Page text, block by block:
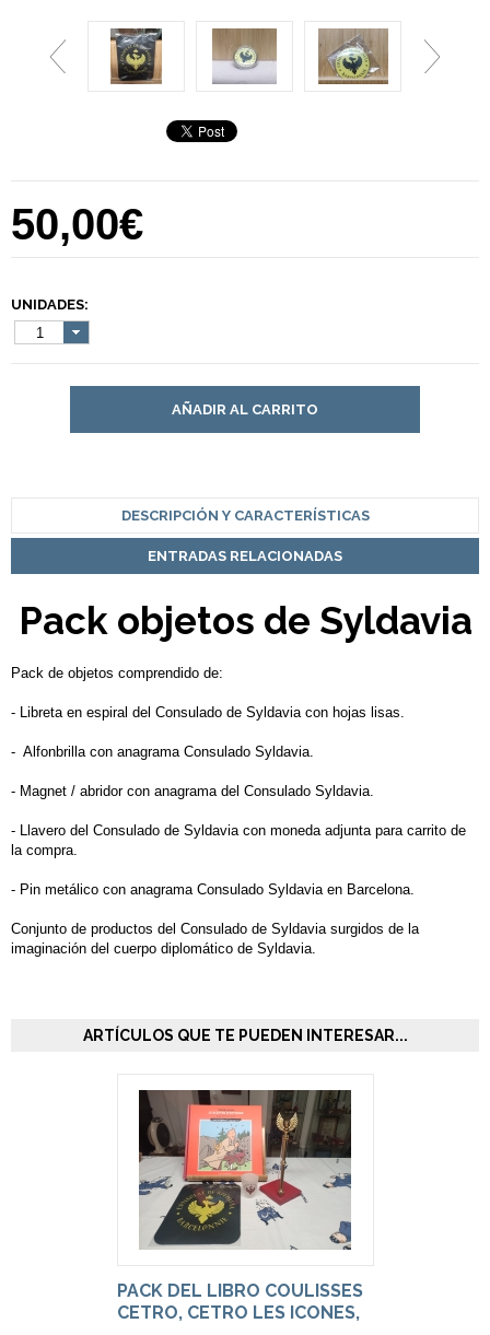
50,00€
UNIDADES:
1
AÑADIR AL CARRITO
DESCRIPCIÓN Y CARACTERÍSTICAS
ENTRADAS RELACIONADAS
Pack objetos de Syldavia
Pack de objetos comprendido de:
- Libreta en espiral del Consulado de Syldavia con hojas lisas.
- Alfonbrilla con anagrama Consulado Syldavia.
- Magnet / abridor con anagrama del Consulado Syldavia.
- Llavero del Consulado de Syldavia con moneda adjunta para carrito de
la compra.
- Pin metálico con anagrama Consulado Syldavia en Barcelona.
Conjunto de productos del Consulado de Syldavia surgidos de la
imaginación del cuerpo diplomático de Syldavia.
ARTÍCULOS QUE TE PUEDEN INTERESAR...
PACK DEL LIBRO COULISSES
CETRO, CETRO LES ICONES,